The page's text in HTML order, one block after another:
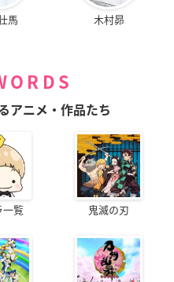
馬 木村昴
アニメ・作品たち
一覧 鬼滅の刃